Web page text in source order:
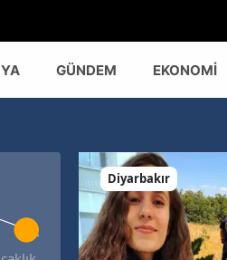
GÜNDEM EKONOMİ
Diyarbakır